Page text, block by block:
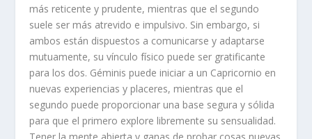
más reticente y prudente, mientras que el segundo
suele ser más atrevido e impulsivo. Sin embargo, si
ambos están dispuestos a comunicarse y adaptarse
mutuamente, su vínculo físico puede ser gratificante
para los dos. Géminis puede iniciar a un Capricornio en
nuevas experiencias y placeres, mientras que el
segundo puede proporcionar una base segura y sólida
para que el primero explore libremente su sensualidad.